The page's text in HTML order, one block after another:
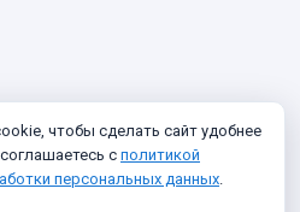
чтобы сделать сайт удобнее
с политикой
персональных данных.